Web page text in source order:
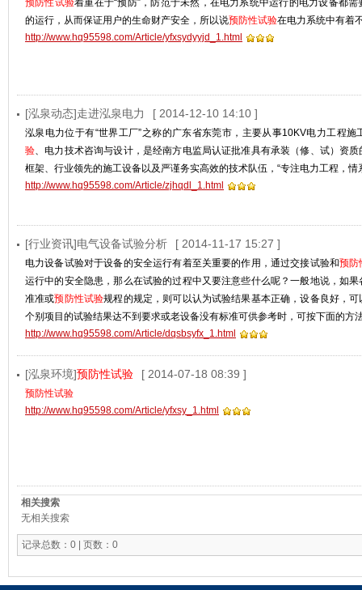
预防性试验着重在于“预防”，防范于未然，在电力系统中运行的电力设备都
的运行，从而保证用户的生命财产安全，所以说预防性试验在电力系统中有着
http://www.hq95598.com/Article/yfxsydyyjd_1.html
[泓泉动态]走进泓泉电力 [ 2014-12-10 14:10 ]
泓泉电力位于有“世界工厂”之称的广东省东莞市，主要从事10KV电力工程施
验、电力技术咨询与设计，是经南方电监局认证批准具有承装（修、试）资
框架、行业领先的施工设备以及严谨务实高效的技术队伍，“专注电力工程，情
http://www.hq95598.com/Article/zjhqdl_1.html
[行业资讯]电气设备试验分析 [ 2014-11-17 15:27 ]
电力设备试验对于设备的安全运行有着至关重要的作用，通过交接试验和预防
运行中的安全隐患，那么在试验的过程中又要注意些什么呢？一般地说，如
准准或预防性试验规程的规定，则可以认为试验结果基本正确，设备良好，
个别项目的试验结果达不到要求或老设备没有标准可供参考时，可按下面的方
http://www.hq95598.com/Article/dqsbsyfx_1.html
[泓泉环境]预防性试验 [ 2014-07-18 08:39 ]
预防性试验
http://www.hq95598.com/Article/yfxsy_1.html
相关搜索
无相关搜索
记录总数：0 | 页数：0